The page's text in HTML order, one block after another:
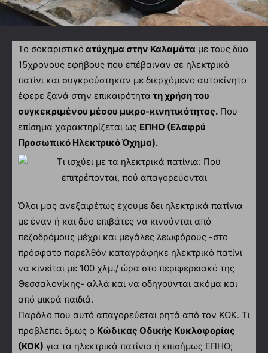
Το σοκαριστικό ατύχημα στην Καλαμάτα με τους δύο
15χρονους εφήβους που επέβαιναν σε ηλεκτρικό
πατίνι και συγκρούστηκαν με διερχόμενο αυτοκίνητο
έφερε ξανά στην επικαιρότητα τη χρήση του
συγκεκριμένου μέσου μικρο-κινητικότητας. Που
επίσημα χαρακτηρίζεται ως ΕΠΗΟ (Ελαφρύ
Προσωπικό Ηλεκτρικό Όχημα).
Όλοι μας ανεξαιρέτως έχουμε δει ηλεκτρικά πατίνια
με έναν ή και δύο επιβάτες να κινούνται από
πεζοδρόμους μέχρι και μεγάλες λεωφόρους -στο
πρόσφατο παρελθόν καταγράφηκε ηλεκτρικό πατίνι
να κινείται με 100 χλμ./ ώρα στο περιφερειακό της
Θεσσαλονίκης- αλλά και να οδηγούνται ακόμα και
από μικρά παιδιά.
Παρόλο που αυτό απαγορεύεται ρητά από τον ΚΟΚ. Τι
προβλέπει όμως ο Κώδικας Οδικής Κυκλοφορίας
(ΚΟΚ) για τα ηλεκτρικά πατίνια ή επισήμως ΕΠΗΟ;